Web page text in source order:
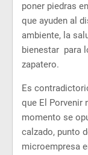
poner piedras
que ayuden al
ambiente, la
bienestar para
zapatero.
Es
que El Porvenir
momento se
calzado, punto
microempresa